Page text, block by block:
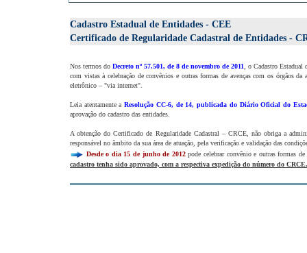
Cadastro Estadual de Entidades - CEE
Certificado de Regularidade Cadastral de Entidades -
Nos termos do Decreto nº 57.501, de 8 de novembro de 2011 , o Cadastro
com vistas à celebração de convênios e outras formas de avenças com os órgãos
eletrônico – "via internet".
Leia atentamente aResolução CC-6, de 14, publicada do Diário Oficial do
aprovação do cadastro das entidades.
A obtenção do Certificado de Regularidade Cadastral – CRCE, não obriga a
responsável no âmbito da sua área de atuação, pela verificação e validação das
Desde o dia 15 de junho de 2012pode celebrar convênio e outras formas
cadastro tenha sido aprovado, com a respectiva expedição do número do CRCE.